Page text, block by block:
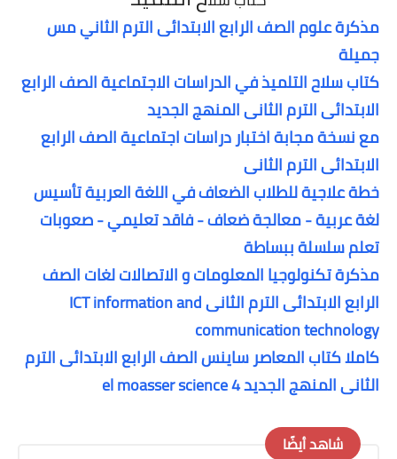
مذكرة علوم الصف الرابع الابتدائى الترم الثاني مس
جميلة
كتاب سلاح التلميذ في الدراسات الاجتماعية الصف الرابع
الابتدائى الترم الثانى المنهج الجديد
مع نسخة مجابة اختبار دراسات اجتماعية الصف الرابع
الابتدائى الترم الثانى
خطة علاجية للطلاب الضعاف في اللغة العربية تأسيس
لغة عربية - معالجة ضعاف - فاقد تعليمي - صعوبات
تعلم سلسلة ببساطة
مذكرة تكنولوجيا المعلومات و الاتصالات لغات الصف
الرابع الابتدائى الترم الثانى ICT information and
communication technology
كاملا كتاب المعاصر ساينس الصف الرابع الابتدائى الترم
الثانى المنهج الجديد el moasser science 4
شاهد أيضًا